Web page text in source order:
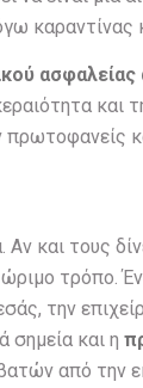
καραντίνας
ασφαλείας
και
πρωτοφανείς
και τους
τρόπο.
την
και η
από την